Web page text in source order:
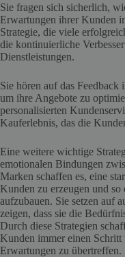
Sie fragen sich sicherlich,
Erwartungen ihrer Kunden
Strategie, die viele
die kontinuierliche
Dienstleistungen.
Sie hören auf das Feedback
um ihre Angebote zu
personalisierten
Kauferlebnis, das die
Eine weitere wichtige
emotionalen Bindungen
Marken schaffen es, eine
Kunden zu erzeugen und
aufzubauen. Sie setzen auf
zeigen, dass sie die
Durch diese Strategien
Kunden immer einen Schritt
Erwartungen zu übertreffen.